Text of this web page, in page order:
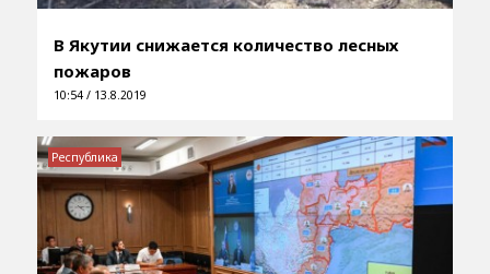
В Якутии снижается количество лесных
пожаров
10:54 / 13.8.2019
Республика